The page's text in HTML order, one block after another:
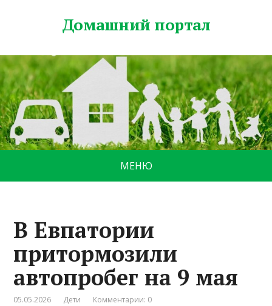
Домашний портал
МЕНЮ
В Евпатории
притормозили
автопробег на 9 мая
05.05.2026 Дети Комментарии: 0